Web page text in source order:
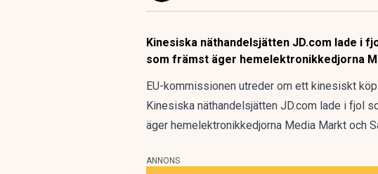
Kinesiska näthandelsjätten JD.com lade i
som främst äger hemelektronikkedjorna
EU-kommissionen utreder om ett kinesiskt
Kinesiska näthandelsjätten JD.com lade i fjol
äger hemelektronikkedjorna Media Markt och
ANNONS